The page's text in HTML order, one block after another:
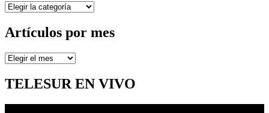
Secciones
Artículos por mes
Artículos
mes
TELESUR EN VIVO